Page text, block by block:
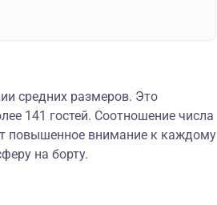
средних размеров. Это
141 гостей. Соотношение числа
повышенное внимание к каждому
на борту.